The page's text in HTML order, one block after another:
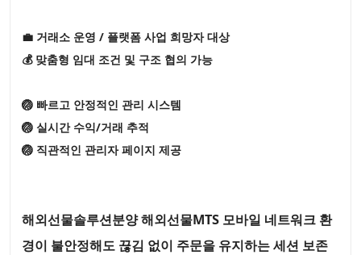
💼 거래소 운영 / 플랫폼 사업 희망자 대상
💰 맞춤형 임대 조건 및 구조 협의 가능
🏐 빠르고 안정적인 관리 시스템
🏐 실시간 수익/거래 추적
🏐 직관적인 관리자 페이지 제공
해외선물솔루션분양 해외선물MTS 모바일 네트워크 환
경이 불안정해도 끊김 없이 주문을 유지하는 세션 보존